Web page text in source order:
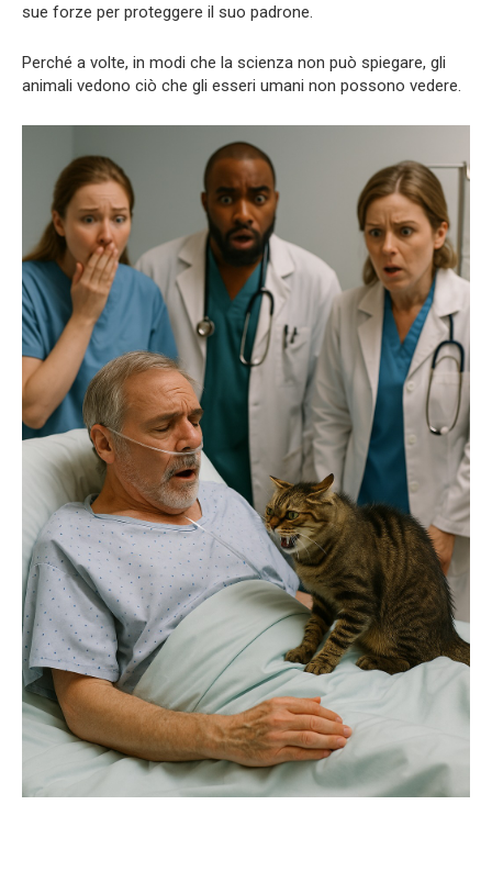
sue forze per proteggere il suo padrone.
Perché a volte, in modi che la scienza non può spiegare, gli
animali vedono ciò che gli esseri umani non possono vedere.